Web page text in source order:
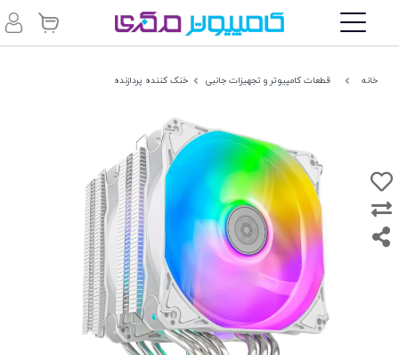
خانه قطعات کامپیوتر و تجهیزات جانبی خنک کننده پردازنده